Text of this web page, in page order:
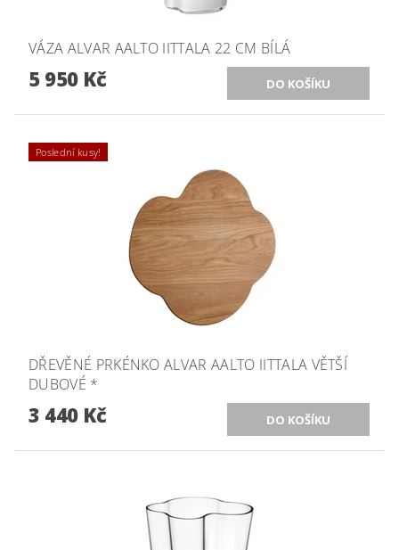
VÁZA ALVAR AALTO IITTALA 22 CM BÍLÁ
5 950 Kč
Poslední kusy!
DŘEVĚNÉ PRKÉNKO ALVAR AALTO IITTALA VĚTŠÍ
DUBOVÉ *
3 440 Kč